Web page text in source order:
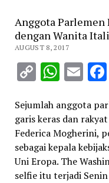
Anggota Parlemen
dengan Wanita
AUGUST 8, 2017
Copy
Sejumlah anggota
garis keras dan
Federica Mogherini,
sebagai kepala
Uni Eropa. The
selfie itu terjadi